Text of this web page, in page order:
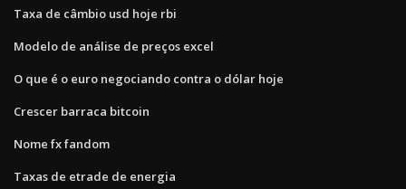
Taxa de câmbio usd hoje rbi
Modelo de análise de preços excel
O que é o euro negociando contra o dólar hoje
Crescer barraca bitcoin
Nome fx fandom
Taxas de etrade de energia